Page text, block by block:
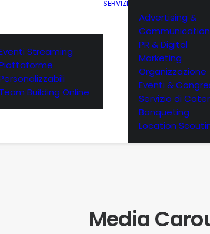
Streaming
Team Building Online
SERVIZI
Advertising &
Communication
PR & Digital
Marketing
Organizzazione
Eventi &
Servizio di
Banqueting
Location
Media